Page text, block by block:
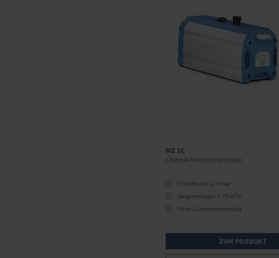
MZ 1C
Chemie-Membranpumpe
Endvakuum 12 mbar
Saugvermögen 0.75 m 3/h
Ölfrei & chemiebeständig
ZUM PRODUKT